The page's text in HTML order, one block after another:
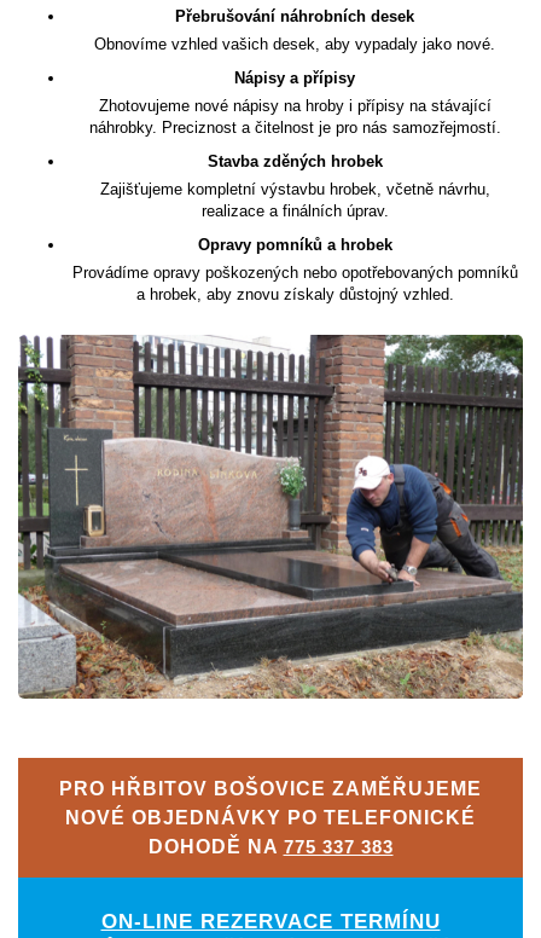
Přebrušování náhrobních desek
Obnovíme vzhled vašich desek, aby vypadaly jako nové.
Nápisy a přípisy
Zhotovujeme nové nápisy na hroby i přípisy na stávající
náhrobky. Preciznost a čitelnost je pro nás samozřejmostí.
Stavba zděných hrobek
Zajišťujeme kompletní výstavbu hrobek, včetně návrhu,
realizace a finálních úprav.
Opravy pomníků a hrobek
Provádíme opravy poškozených nebo opotřebovaných pomníků
a hrobek, aby znovu získaly důstojný vzhled.
PRO HŘBITOV BOŠOVICE ZAMĚŘUJEME
NOVÉ OBJEDNÁVKY PO TELEFONICKÉ
DOHODĚ NA 775 337 383
ON-LINE REZERVACE TERMÍNU